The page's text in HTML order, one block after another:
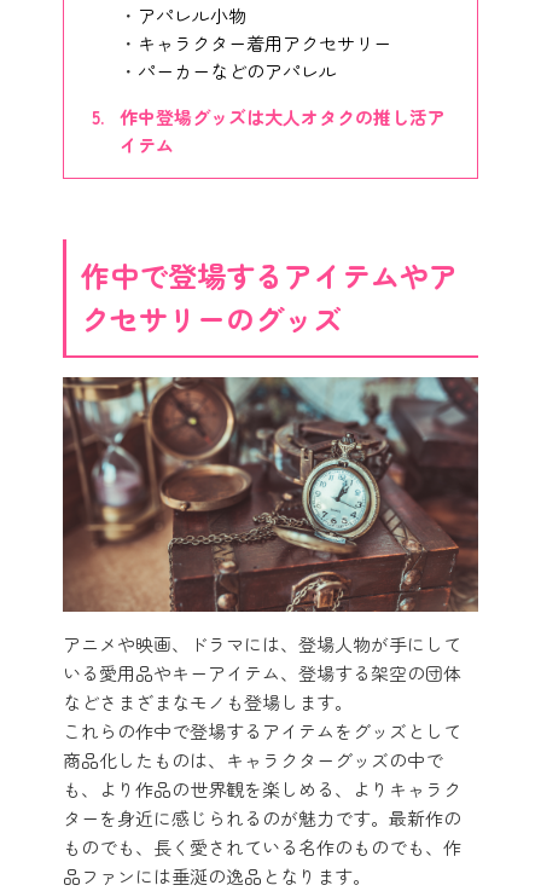
アパレル小物
キャラクター着用アクセサリー
パーカーなどのアパレル
作中登場グッズは大人オタクの推し活ア
イテム
作中で登場するアイテムやア
クセサリーのグッズ
アニメや映画、ドラマには、登場人物が手にして
いる愛用品やキーアイテム、登場する架空の団体
などさまざまなモノも登場します。
これらの作中で登場するアイテムをグッズとして
商品化したものは、キャラクターグッズの中で
も、より作品の世界観を楽しめる、よりキャラク
ターを身近に感じられるのが魅力です。最新作の
ものでも、長く愛されている名作のものでも、作
品ファンには垂涎の逸品となります。